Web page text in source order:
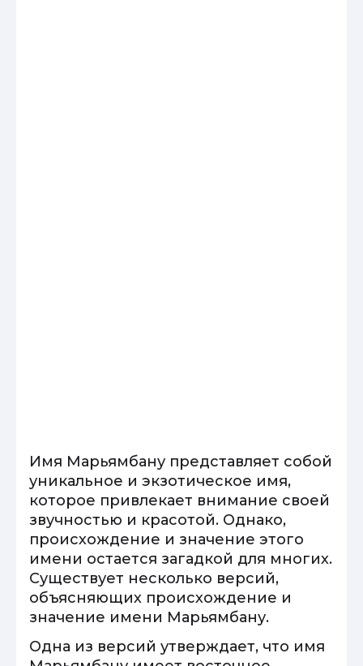
Имя Марьямбану представляет собой
уникальное и экзотическое имя,
которое привлекает внимание своей
звучностью и красотой. Однако,
происхождение и значение этого
имени остается загадкой для многих.
Существует несколько версий,
объясняющих происхождение и
значение имени Марьямбану.
Одна из версий утверждает, что имя